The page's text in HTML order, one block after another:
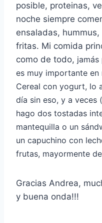
posible, proteinas,
noche siempre
ensaladas,
fritas. Mi comida
como de todo, jamás
es muy importante en
Cereal con yogurt, lo
día sin eso, y a veces
hago dos tostadas
mantequilla o un
un capuchino con
frutas, mayormente
Gracias Andrea,
y buena onda!!!